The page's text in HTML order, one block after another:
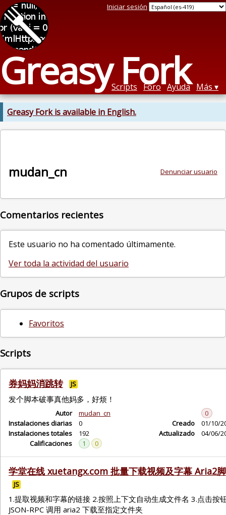
Greasy Fork
Iniciar sesión
Scripts Foro Ayuda Más
Greasy Fork is available in English.
Denunciar usuario
mudan_cn
Comentarios recientes
Este usuario no ha comentado últimamente.
Ver toda la actividad del usuario
Grupos de scripts
Favoritos
Scripts
券妈妈消跳转 JS
发个脚本破事真他妈多，好烦！
Autor
mudan_cn
Instalaciones diarias
0
Instalaciones totales
192
Calificaciones
1 0
0
Creado
01/10/
Actualizado
04/06/
学堂在线 xuetangx.com 批量下载视频及字幕 Aria2
JS
1.提取视频和字幕的链接 2.按照上下文自动生成文件名 3.点击按
JSON-RPC 调用 aria2 下载至指定文件夹